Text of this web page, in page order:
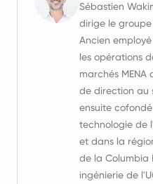
Sébastien
dirige le groupe
Ancien
les opérations
marchés
de direction au
ensuite
technologie de
et dans la
de la Columbia
ingénierie de